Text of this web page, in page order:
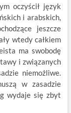
oczyścił język
i arabskich,
jeszcze
wtedy całkiem
ma swobodę
i związanych
niemożliwe.
w zasadzie
wydaje się zbyt